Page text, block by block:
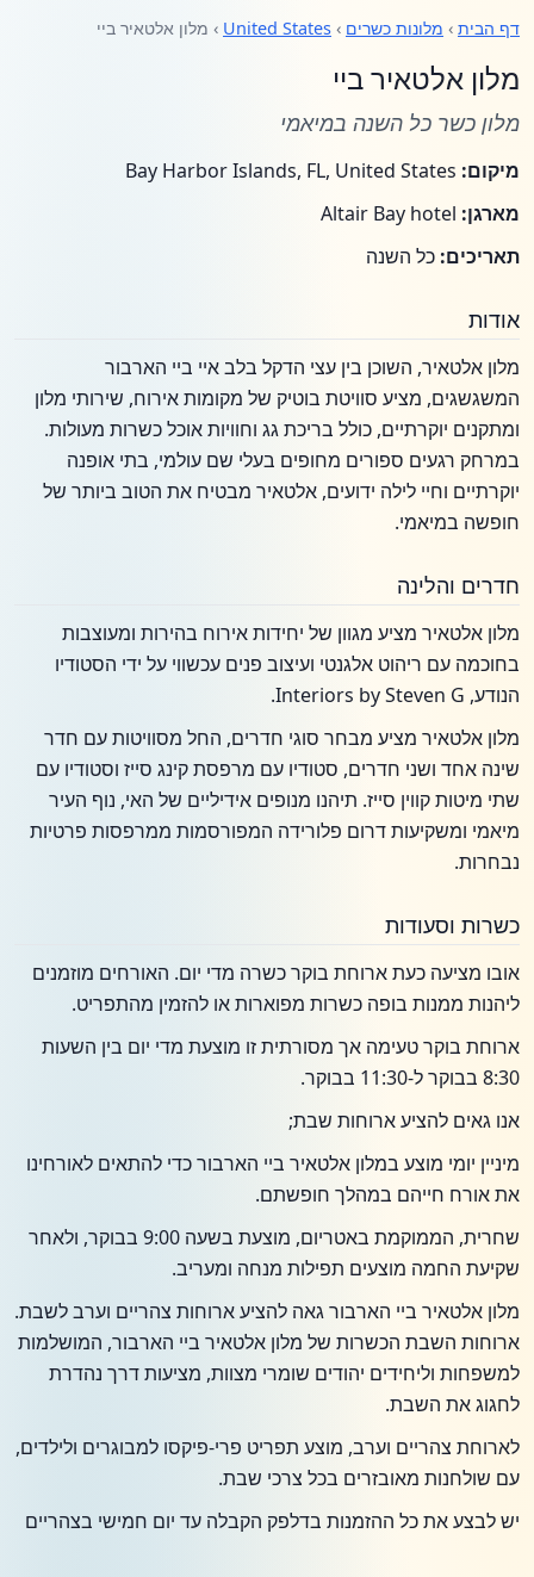
דף הבית › מלונות כשרים ›
United States › מלון אלטאיר ביי
מלון אלטאיר ביי
מלון כשר כל השנה במיאמי
מיקום:
מארגן:
תאריכים: כל השנה
אודות
מלון אלטאיר, השוכן בין עצי הדקל בלב איי ביי הארבור
המשגשגים, מציע סוויטת בוטיק של מקומות אירוח, שירותי מלון
ומתקנים יוקרתיים, כולל בריכת גג וחוויות אוכל כשרות מעולות.
במרחק רגעים ספורים מחופים בעלי שם עולמי, בתי אופנה
יוקרתיים וחיי לילה ידועים, אלטאיר מבטיח את הטוב ביותר של
חופשה במיאמי.
חדרים והלינה
מלון אלטאיר מציע מגוון של יחידות אירוח בהירות ומעוצבות
בחוכמה עם ריהוט אלגנטי ועיצוב פנים עכשווי על ידי הסטודיו
הנודע, Interiors by Steven G.
מלון אלטאיר מציע מבחר סוגי חדרים, החל מסוויטות עם חדר
שינה אחד ושני חדרים, סטודיו עם מרפסת קינג סייז וסטודיו עם
שתי מיטות קווין סייז. תיהנו מנופים אידיליים של האי, נוף העיר
מיאמי ומשקיעות דרום פלורידה המפורסמות ממרפסות פרטיות
נבחרות.
כשרות וסעודות
אובו מציעה כעת ארוחת בוקר כשרה מדי יום. האורחים מוזמנים
ליהנות ממנות בופה כשרות מפוארות או להזמין מהתפריט.
ארוחת בוקר טעימה אך מסורתית זו מוצעת מדי יום בין השעות
8:30 בבוקר ל-11:30 בבוקר.
אנו גאים להציע ארוחות שבת;
מיניין יומי מוצע במלון אלטאיר ביי הארבור כדי להתאים לאורחינו
את אורח חייהם במהלך חופשתם.
שחרית, הממוקמת באטריום, מוצעת בשעה 9:00 בבוקר, ולאחר
שקיעת החמה מוצעים תפילות מנחה ומעריב.
מלון אלטאיר ביי הארבור גאה להציע ארוחות צהריים וערב לשבת.
ארוחות השבת הכשרות של מלון אלטאיר ביי הארבור, המושלמות
למשפחות וליחידים יהודים שומרי מצוות, מציעות דרך נהדרת
לחגוג את השבת.
לארוחת צהריים וערב, מוצע תפריט פרי-פיקסו למבוגרים ולילדים,
עם שולחנות מאובזרים בכל צרכי שבת.
יש לבצע את כל ההזמנות בדלפק הקבלה עד יום חמישי בצהריים